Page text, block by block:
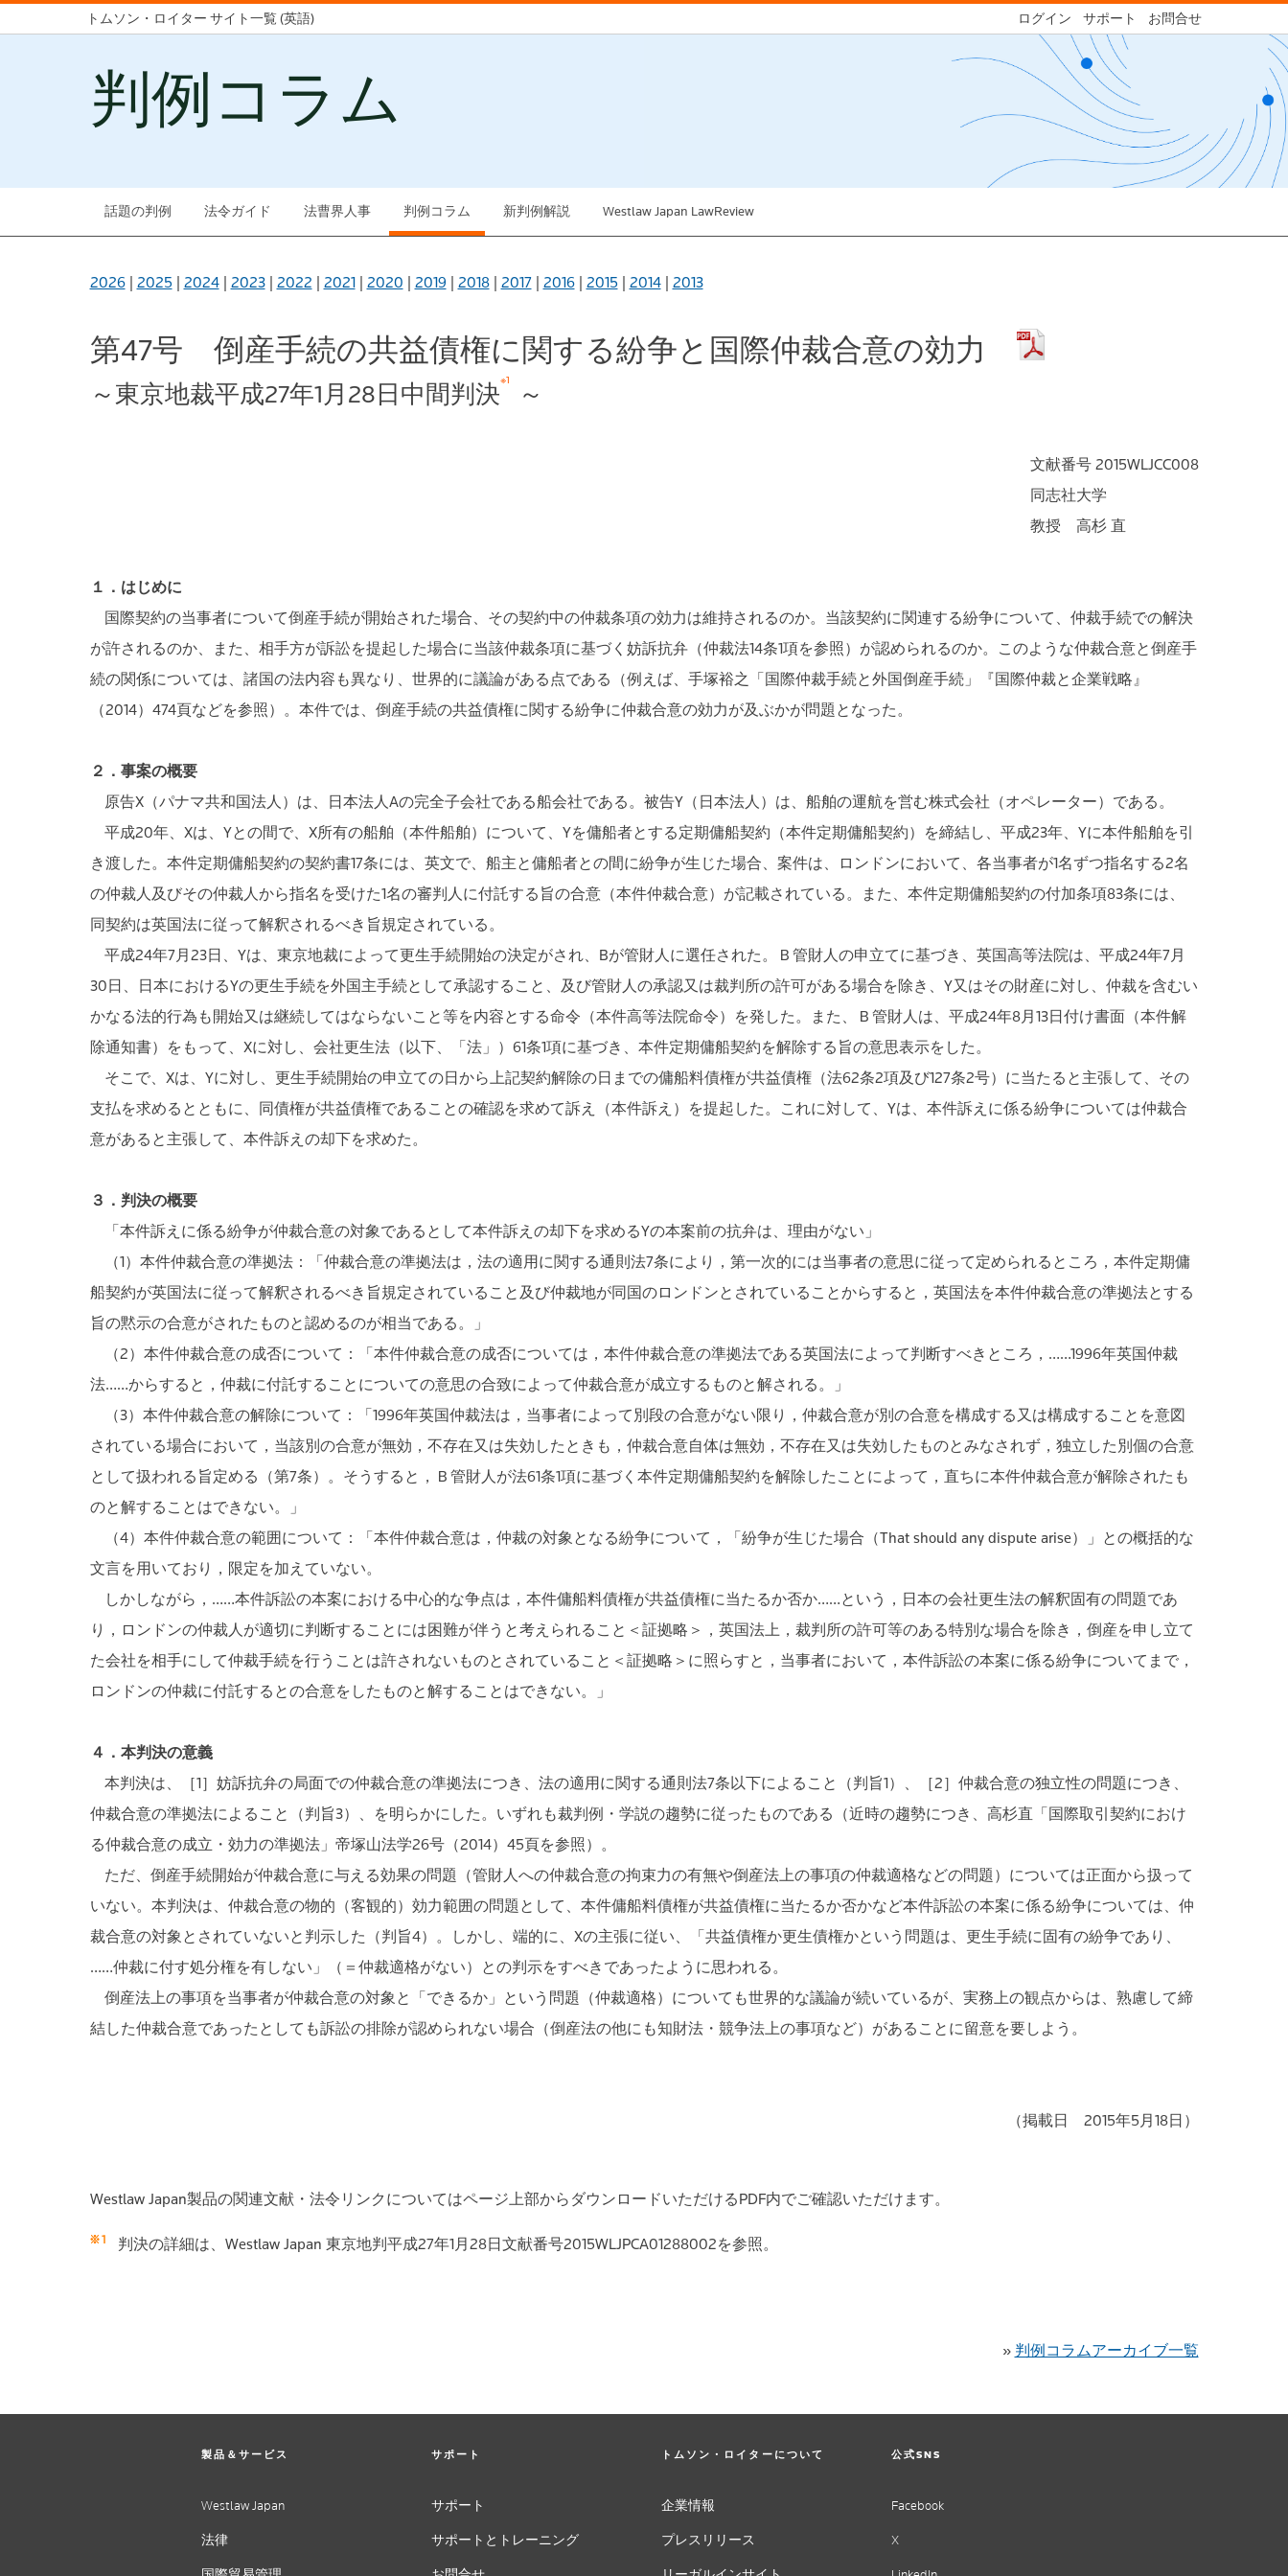
トムソン・ロイター サイト一覧 (英語) ログイン サポート お問合せ
判例コラム
話題の判例 法令ガイド 法曹界人事 判例コラム 新判例解説 Westlaw Japan LawReview
2026| 2025| 2024| 2023| 2022 | 2021| 2020 | 2019 | 2018| 2017| 2016| 2015| 2014| 2013
第47号 倒産手続の共益債権に関する紛争と国際仲裁合意の効力
～東京地裁平成27年1月28日中間判決※1 ～
文献番号 2015WLJCC008
同志社大学
教授 高杉 直
１．はじめに
国際契約の当事者について倒産手続が開始された場合、その契約中の仲裁条項の効力は維持されるのか。当該契約に関連する紛争について、仲裁手続での解決
が許されるのか、また、相手方が訴訟を提起した場合に当該仲裁条項に基づく妨訴抗弁（仲裁法14条1項を参照）が認められるのか。このような仲裁合意と倒産手
続の関係については、諸国の法内容も異なり、世界的に議論がある点である（例えば、手塚裕之「国際仲裁手続と外国倒産手続」『国際仲裁と企業戦略』
（2014）474頁などを参照）。本件では、倒産手続の共益債権に関する紛争に仲裁合意の効力が及ぶかが問題となった。
２．事案の概要
原告X（パナマ共和国法人）は、日本法人Aの完全子会社である船会社である。被告Y（日本法人）は、船舶の運航を営む株式会社（オペレーター）である。
平成20年、Xは、Yとの間で、X所有の船舶（本件船舶）について、Yを傭船者とする定期傭船契約（本件定期傭船契約）を締結し、平成23年、Yに本件船舶を引
き渡した。本件定期傭船契約の契約書17条には、英文で、船主と傭船者との間に紛争が生じた場合、案件は、ロンドンにおいて、各当事者が1名ずつ指名する2名
の仲裁人及びその仲裁人から指名を受けた1名の審判人に付託する旨の合意（本件仲裁合意）が記載されている。また、本件定期傭船契約の付加条項83条には、
同契約は英国法に従って解釈されるべき旨規定されている。
平成24年7月23日、Yは、東京地裁によって更生手続開始の決定がされ、Bが管財人に選任された。Ｂ管財人の申立てに基づき、英国高等法院は、平成24年7月
30日、日本におけるYの更生手続を外国主手続として承認すること、及び管財人の承認又は裁判所の許可がある場合を除き、Y又はその財産に対し、仲裁を含むい
かなる法的行為も開始又は継続してはならないこと等を内容とする命令（本件高等法院命令）を発した。また、Ｂ管財人は、平成24年8月13日付け書面（本件解
除通知書）をもって、Xに対し、会社更生法（以下、「法」）61条1項に基づき、本件定期傭船契約を解除する旨の意思表示をした。
そこで、Xは、Yに対し、更生手続開始の申立ての日から上記契約解除の日までの傭船料債権が共益債権（法62条2項及び127条2号）に当たると主張して、その
支払を求めるとともに、同債権が共益債権であることの確認を求めて訴え（本件訴え）を提起した。これに対して、Yは、本件訴えに係る紛争については仲裁合
意があると主張して、本件訴えの却下を求めた。
３．判決の概要
「本件訴えに係る紛争が仲裁合意の対象であるとして本件訴えの却下を求めるYの本案前の抗弁は、理由がない」
（1）本件仲裁合意の準拠法：「仲裁合意の準拠法は，法の適用に関する通則法7条により，第一次的には当事者の意思に従って定められるところ，本件定期傭
船契約が英国法に従って解釈されるべき旨規定されていること及び仲裁地が同国のロンドンとされていることからすると，英国法を本件仲裁合意の準拠法とする
旨の黙示の合意がされたものと認めるのが相当である。」
（2）本件仲裁合意の成否について：「本件仲裁合意の成否については，本件仲裁合意の準拠法である英国法によって判断すべきところ，……1996年英国仲裁
法……からすると，仲裁に付託することについての意思の合致によって仲裁合意が成立するものと解される。」
（3）本件仲裁合意の解除について：「1996年英国仲裁法は，当事者によって別段の合意がない限り，仲裁合意が別の合意を構成する又は構成することを意図
されている場合において，当該別の合意が無効，不存在又は失効したときも，仲裁合意自体は無効，不存在又は失効したものとみなされず，独立した別個の合意
として扱われる旨定める（第7条）。そうすると，Ｂ管財人が法61条1項に基づく本件定期傭船契約を解除したことによって，直ちに本件仲裁合意が解除されたも
のと解することはできない。」
（4）本件仲裁合意の範囲について：「本件仲裁合意は，仲裁の対象となる紛争について，「紛争が生じた場合（That should any dispute arise）」との概括的な
文言を用いており，限定を加えていない。
しかしながら，……本件訴訟の本案における中心的な争点は，本件傭船料債権が共益債権に当たるか否か……という，日本の会社更生法の解釈固有の問題であ
り，ロンドンの仲裁人が適切に判断することには困難が伴うと考えられること＜証拠略＞，英国法上，裁判所の許可等のある特別な場合を除き，倒産を申し立て
た会社を相手にして仲裁手続を行うことは許されないものとされていること＜証拠略＞に照らすと，当事者において，本件訴訟の本案に係る紛争についてまで，
ロンドンの仲裁に付託するとの合意をしたものと解することはできない。」
４．本判決の意義
本判決は、［1］妨訴抗弁の局面での仲裁合意の準拠法につき、法の適用に関する通則法7条以下によること（判旨1）、［2］仲裁合意の独立性の問題につき、
仲裁合意の準拠法によること（判旨3）、を明らかにした。いずれも裁判例・学説の趨勢に従ったものである（近時の趨勢につき、高杉直「国際取引契約におけ
る仲裁合意の成立・効力の準拠法」帝塚山法学26号（2014）45頁を参照）。
ただ、倒産手続開始が仲裁合意に与える効果の問題（管財人への仲裁合意の拘束力の有無や倒産法上の事項の仲裁適格などの問題）については正面から扱って
いない。本判決は、仲裁合意の物的（客観的）効力範囲の問題として、本件傭船料債権が共益債権に当たるか否かなど本件訴訟の本案に係る紛争については、仲
裁合意の対象とされていないと判示した（判旨4）。しかし、端的に、Xの主張に従い、「共益債権か更生債権かという問題は、更生手続に固有の紛争であり、
……仲裁に付す処分権を有しない」（＝仲裁適格がない）との判示をすべきであったように思われる。
倒産法上の事項を当事者が仲裁合意の対象と「できるか」という問題（仲裁適格）についても世界的な議論が続いているが、実務上の観点からは、熟慮して締
結した仲裁合意であったとしても訴訟の排除が認められない場合（倒産法の他にも知財法・競争法上の事項など）があることに留意を要しよう。
（掲載日 2015年5月18日）
Westlaw Japan製品の関連文献・法令リンクについてはページ上部からダウンロードいただけるPDF内でご確認いただけます。
判決の詳細は、Westlaw Japan 東京地判平成27年1月28日文献番号2015WLJPCA01288002を参照。
» 判例コラムアーカイブ一覧
製品＆サービス
Westlaw Japan
法律
サポート
サポート
サポートとトレーニング
トムソン・ロイターについて
企業情報
プレスリリース
公式SNS
Facebook
X